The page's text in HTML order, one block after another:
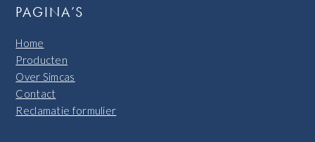
PAGINA’S
Home
Producten
Over Simcas
Contact
Reclamatie formulier